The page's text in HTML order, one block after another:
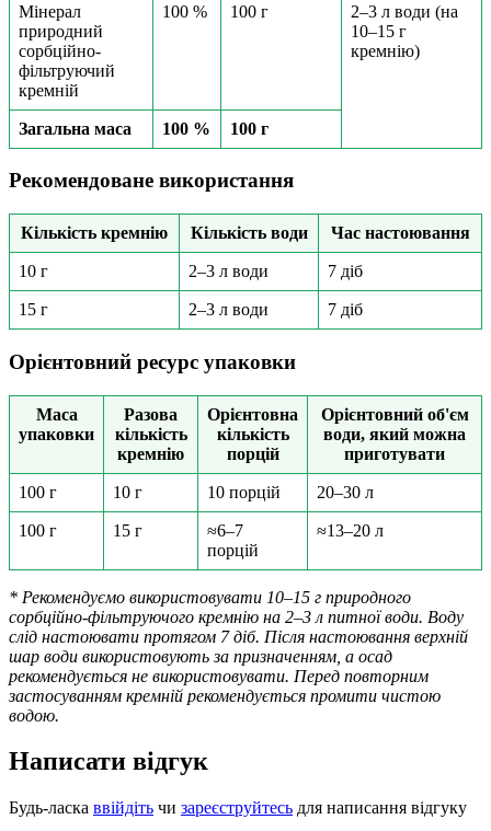
Мінерал
природний
сорбційно-
фільтруючий
кремній
100 % 100 г
2–3 л води (на
10–15 г
кремнію)
Загальна маса 100 % 100 г
Рекомендоване використання
Кількість кремнію Кількість води Час настоювання
10 г 2–3 л води 7 діб
15 г 2–3 л води 7 діб
Орієнтовний ресурс упаковки
Маса
упаковки
Разова
кількість
кремнію
Орієнтовна
кількість
порцій
Орієнтовний об'єм
води, який можна
приготувати
100 г 10 г 10 порцій 20–30 л
100 г 15 г
≈6–7
порцій
≈13–20 л
* Рекомендуємо використовувати 10–15 г природного
сорбційно-фільтруючого кремнію на 2–3 л питної води. Воду
слід настоювати протягом 7 діб. Після настоювання верхній
шар води використовують за призначенням, а осад
рекомендується не використовувати. Перед повторним
застосуванням кремній рекомендується промити чистою
водою.
Написати відгук
Будь-ласка ввійдіть чи зареєструйтесь для написання відгуку